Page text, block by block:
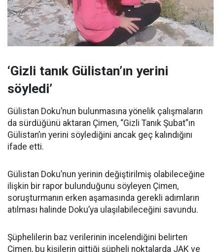
‘Gizli tanık Gülistan’ın yerini
söyledi’
Gülistan Doku’nun bulunmasına yönelik çalışmaların
da sürdüğünü aktaran Çimen, “Gizli Tanık Şubat”ın
Gülistan’ın yerini söylediğini ancak geç kalındığını
ifade etti.
Gülistan Doku’nun yerinin değiştirilmiş olabileceğine
ilişkin bir rapor bulunduğunu söyleyen Çimen,
soruşturmanın erken aşamasında gerekli adımların
atılması halinde Doku’ya ulaşılabileceğini savundu.
Şüphelilerin baz verilerinin incelendiğini belirten
Çimen, bu kişilerin gittiği şüpheli noktalarda JAK ve